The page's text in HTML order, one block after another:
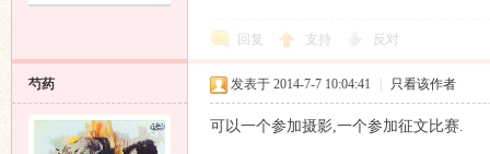
回复 支持 反对
芍药 发表于 2014-7-7 10:04:41 只看该作者
可以一个参加摄影,一个参加征文比赛.